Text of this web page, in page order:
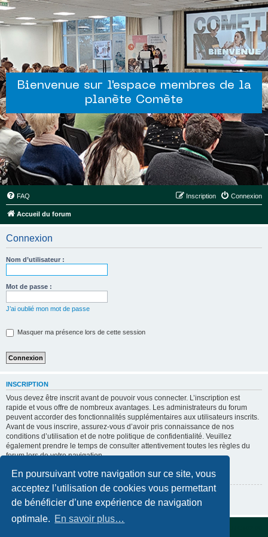
En poursuivant votre navigation sur ce site, vous
acceptez l’utilisation de cookies vous permettant
de bénéficier d’une expérience de navigation
optimale. En savoir plus…
Bienvenue sur l'espace membres de la
planète Comète
FAQ Connexion
Inscription
Accueil du forum
Connexion
Nom d’utilisateur :
Mot de passe :
J’ai oublié mon mot de passe
Masquer ma présence lors de cette session
INSCRIPTION
Vous devez être inscrit avant de pouvoir vous connecter. L’inscription est
rapide et vous offre de nombreux avantages. Les administrateurs du forum
peuvent accorder des fonctionnalités supplémentaires aux utilisateurs inscrits.
Avant de vous inscrire, assurez-vous d’avoir pris connaissance de nos
conditions d’utilisation et de notre politique de confidentialité. Veuillez
également prendre le temps de consulter attentivement toutes les règles du
forum lors de votre navigation.
Conditions d’utilisation|Politique de confidentialité
Inscription